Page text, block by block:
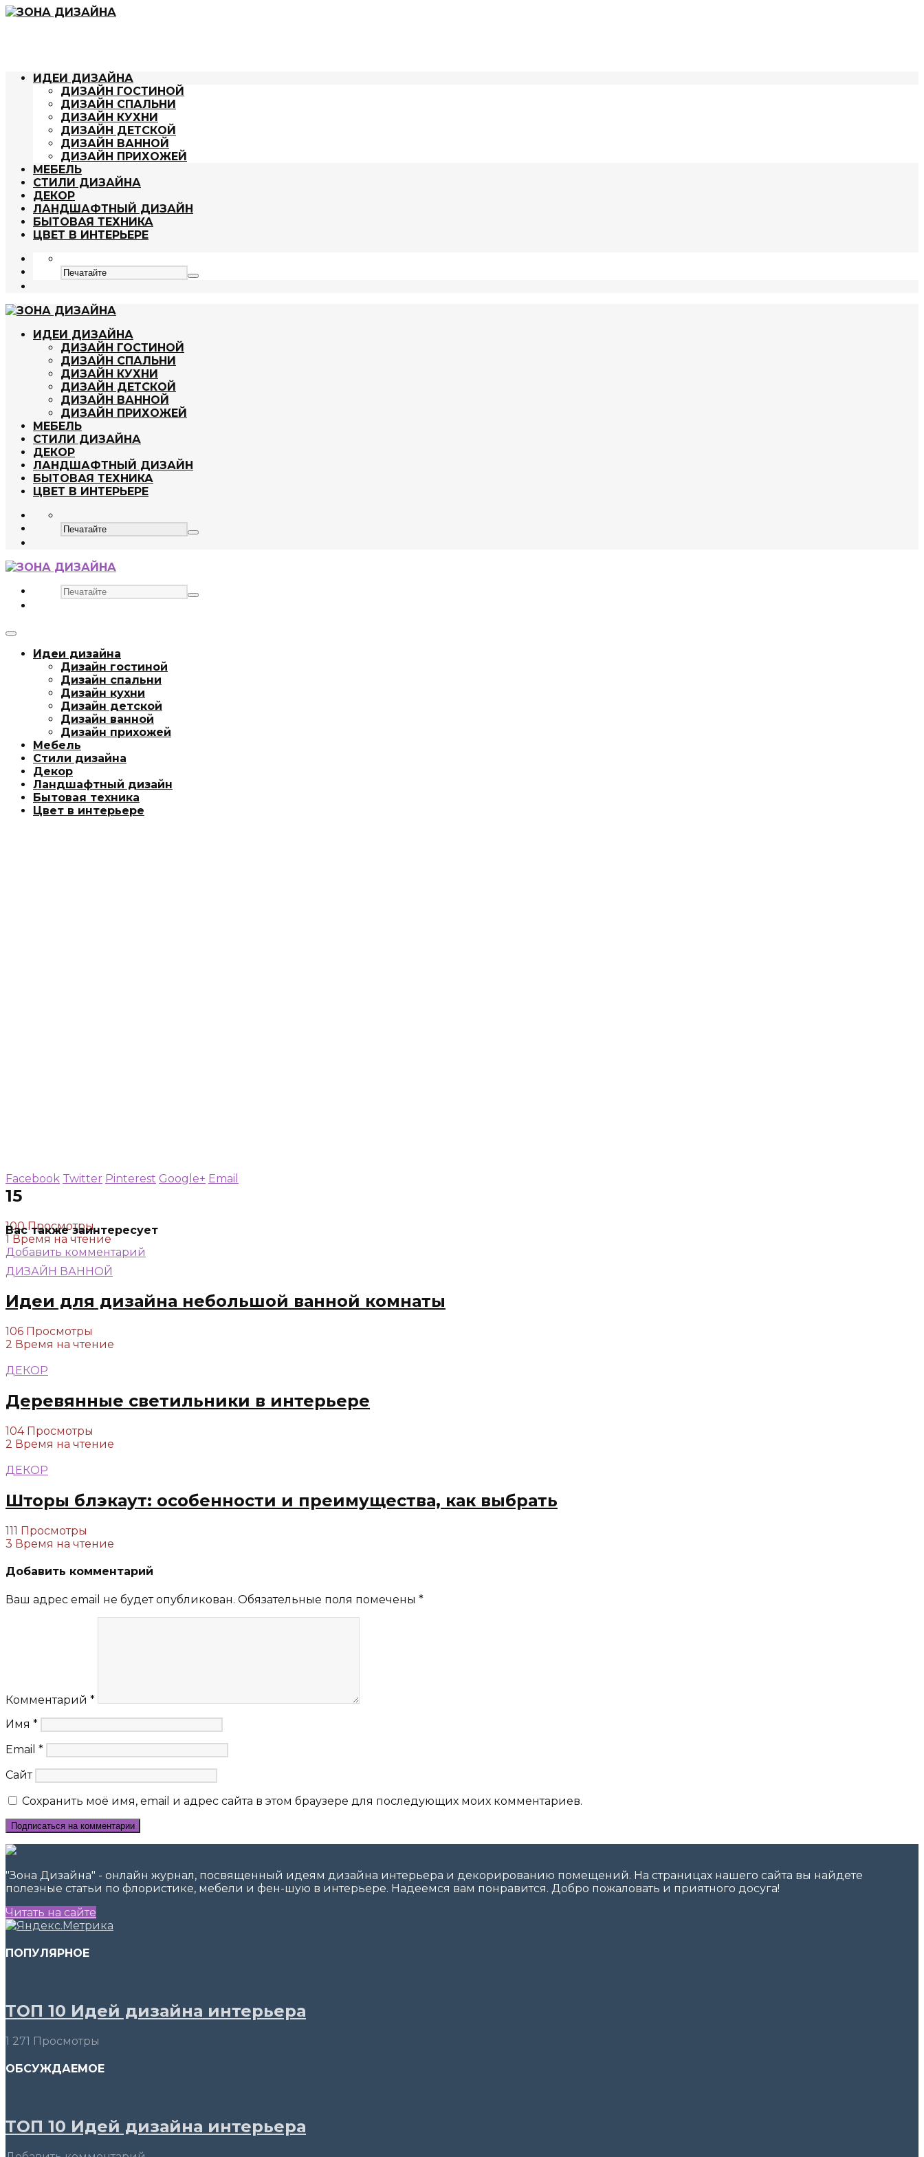
ИДЕИ ДИЗАЙНА
ДИЗАЙН ГОСТИНОЙ
ДИЗАЙН СПАЛЬНИ
ДИЗАЙН КУХНИ
ДИЗАЙН ДЕТСКОЙ
ДИЗАЙН ВАННОЙ
ДИЗАЙН ПРИХОЖЕЙ
МЕБЕЛЬ
СТИЛИ ДИЗАЙНА
ДЕКОР
ЛАНДШАФТНЫЙ ДИЗАЙН
БЫТОВАЯ ТЕХНИКА
ЦВЕТ В ИНТЕРЬЕРЕ
ИДЕИ ДИЗАЙНА
ДИЗАЙН ГОСТИНОЙ
ДИЗАЙН СПАЛЬНИ
ДИЗАЙН КУХНИ
ДИЗАЙН ДЕТСКОЙ
ДИЗАЙН ВАННОЙ
ДИЗАЙН ПРИХОЖЕЙ
МЕБЕЛЬ
СТИЛИ ДИЗАЙНА
ДЕКОР
ЛАНДШАФТНЫЙ ДИЗАЙН
БЫТОВАЯ ТЕХНИКА
ЦВЕТ В ИНТЕРЬЕРЕ
Идеи дизайна
Дизайн гостиной
Дизайн спальни
Дизайн кухни
Дизайн детской
Дизайн ванной
Дизайн прихожей
Мебель
Стили дизайна
Декор
Ландшафтный дизайн
Бытовая техника
Цвет в интерьере
15
100 Просмотры
1 Время на чтение
Добавить комментарий
Facebook Twitter Pinterest Google+ Email
Вас также заинтересует
ДИЗАЙН ВАННОЙ
Идеи для дизайна небольшой ванной комнаты
106 Просмотры
2 Время на чтение
ДЕКОР
Деревянные светильники в интерьере
104 Просмотры
2 Время на чтение
ДЕКОР
Шторы блэкаут: особенности и преимущества, как выбрать
111 Просмотры
3 Время на чтение
Добавить комментарий
Ваш адрес email не будет опубликован. Обязательные поля помечены *
Комментарий *
Имя *
Email *
Сайт
Сохранить моё имя, email и адрес сайта в этом браузере для последующих моих комментариев.
"Зона Дизайна" - онлайн журнал, посвященный идеям дизайна интерьера и декорированию помещений. На страницах нашего сайта вы найдете
полезные статьи по флористике, мебели и фен-шую в интерьере. Надеемся вам понравится. Добро пожаловать и приятного досуга!
Читать на сайте
ПОПУЛЯРНОЕ
ТОП 10 Идей дизайна интерьера
1 271 Просмотры
ОБСУЖДАЕМОЕ
ТОП 10 Идей дизайна интерьера